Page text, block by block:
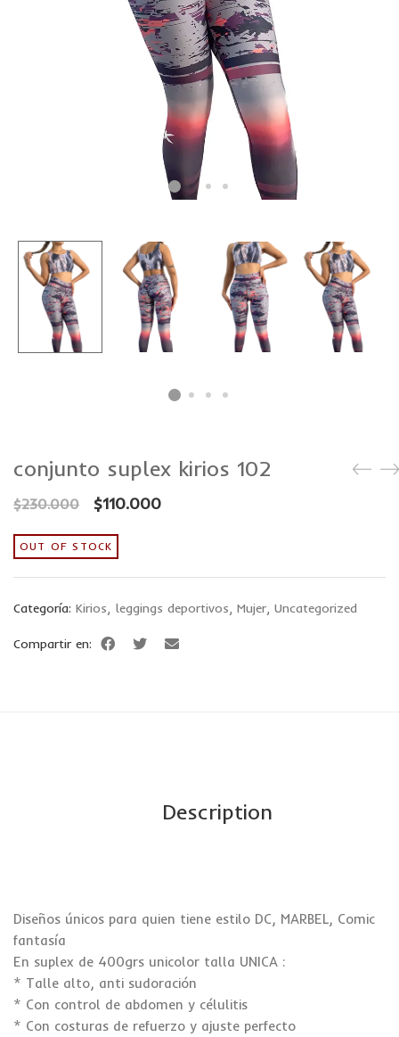
conjunto suplex kirios 102
$230.000 $110.000
OUT OF STOCK
Categoría: Kirios, leggings deportivos, Mujer, Uncategorized
Compartir en:
Description
Diseños únicos para quien tiene estilo DC, MARBEL, Comic
fantasía
En suplex de 400grs unicolor talla UNICA :
* Talle alto, anti sudoración
* Con control de abdomen y célulitis
* Con costuras de refuerzo y ajuste perfecto